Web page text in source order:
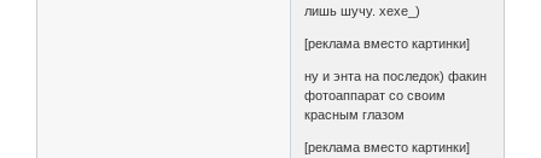
лишь шучу. хехе_)
[реклама вместо картинки]
ну и энта на последок) факин
фотоаппарат со своим
красным глазом
[реклама вместо картинки]